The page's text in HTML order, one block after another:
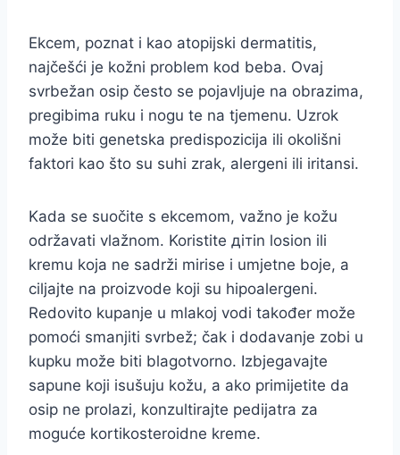
Ekcem, poznat i kao atopijski dermatitis,
najčešći je kožni problem kod beba. Ovaj
svrbežan osip često se pojavljuje na obrazima,
pregibima ruku i nogu te na tjemenu. Uzrok
može biti genetska predispozicija ili okolišni
faktori kao što su suhi zrak, alergeni ili iritansi.
Kada se suočite s ekcemom, važno je kožu
održavati vlažnom. Koristite дітin losion ili
kremu koja ne sadrži mirise i umjetne boje, a
ciljajte na proizvode koji su hipoalergeni.
Redovito kupanje u mlakoj vodi također može
pomoći smanjiti svrbež; čak i dodavanje zobi u
kupku može biti blagotvorno. Izbjegavajte
sapune koji isušuju kožu, a ako primijetite da
osip ne prolazi, konzultirajte pedijatra za
moguće kortikosteroidne kreme.